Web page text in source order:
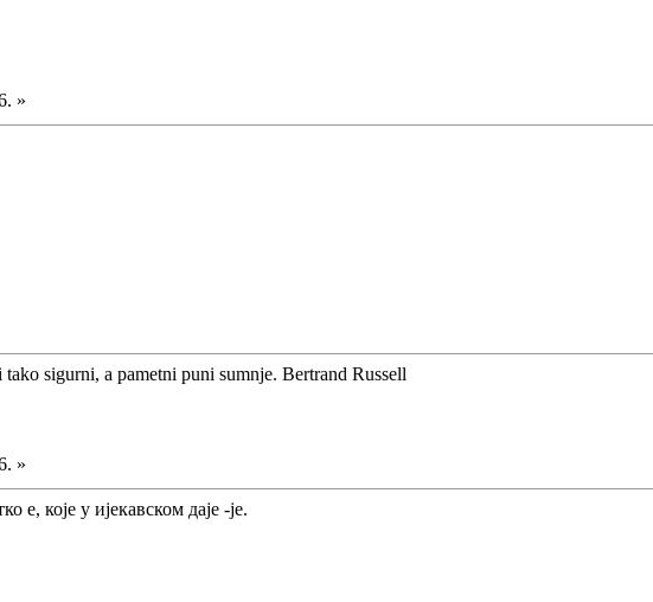
»
sigurni, a pametni puni sumnje. Bertrand Russell
»
е, које у ијекавском даје -је.